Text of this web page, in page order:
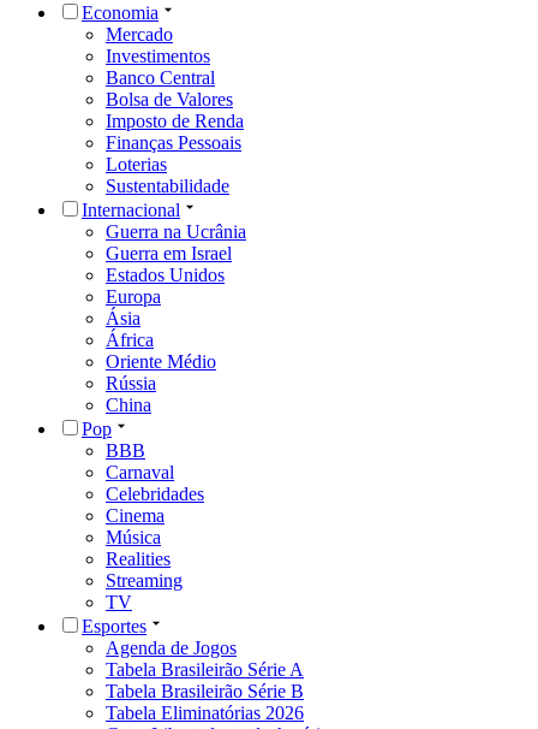
Economia
Mercado
Investimentos
Banco Central
Bolsa de Valores
Imposto de Renda
Finanças Pessoais
Loterias
Sustentabilidade
Internacional
Guerra na Ucrânia
Guerra em Israel
Estados Unidos
Europa
Ásia
África
Oriente Médio
Rússia
China
Pop
BBB
Carnaval
Celebridades
Cinema
Música
Realities
Streaming
TV
Esportes
Agenda de Jogos
Tabela Brasileirão Série A
Tabela Brasileirão Série B
Tabela Eliminatórias 2026